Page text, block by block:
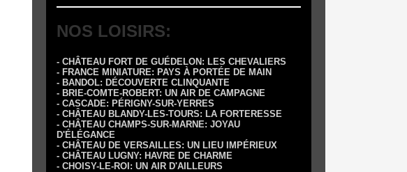
NOS LOISIRS:
- CHÂTEAU FORT DE GUÉDELON: LES CHEVALIERS
- FRANCE MINIATURE: PAYS À PORTÉE DE MAIN
- BANDOL: DÉCOUVERTE CLINQUANTE
- BRIE-COMTE-ROBERT: UN AIR DE CAMPAGNE
- CASCADE: PÉRIGNY-SUR-YERRES
- CHÂTEAU BLANDY-LES-TOURS: LA FORTERESSE
- CHÂTEAU CHAMPS-SUR-MARNE: JOYAU
D'ÉLÉGANCE
- CHÂTEAU DE VERSAILLES: UN LIEU IMPÉRIEUX
- CHÂTEAU LUGNY: HAVRE DE CHARME
- CHOISY-LE-ROI: UN AIR D'AILLEURS